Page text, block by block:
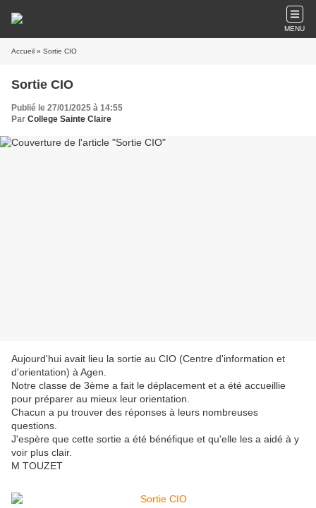
MENU
Accueil » Sortie CIO
Sortie CIO
Publié le 27/01/2025 à 14:55
Par College Sainte Claire
Aujourd'hui avait lieu la sortie au CIO (Centre d'information et
d'orientation) à Agen.
Notre classe de 3ème a fait le déplacement et a été accueillie
pour préparer au mieux leur orientation.
Chacun a pu trouver des réponses à leurs nombreuses
questions.
J'espère que cette sortie a été bénéfique et qu'elle les a aidé à y
voir plus clair.
M TOUZET